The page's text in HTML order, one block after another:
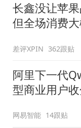
长鑫没让苹果
但全场消费
差评XPIN 362跟贴
阿里下一代
型商业用户
网易智能 14跟贴